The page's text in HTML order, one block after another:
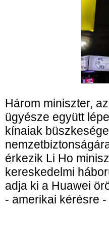
Három miniszter,
ügyésze együtt
kínaiak
érkezik Li Ho
kereskedelmi
adja ki a Huawei
- amerikai kérésre